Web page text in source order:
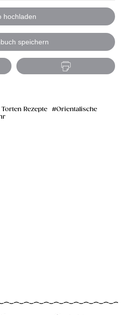
hochladen
speichern
Rezepte
Orientalische